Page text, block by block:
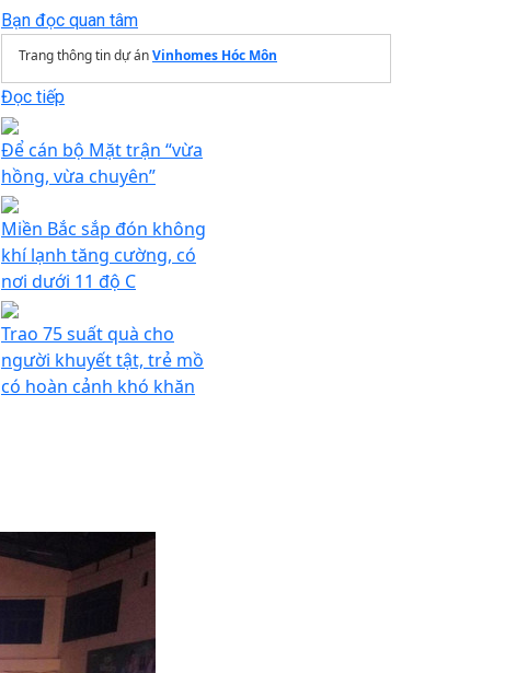
Bạn đọc quan tâm
Trang thông tin dự ánVinhomes Hóc Môn
Đọc tiếp
Để cán bộ Mặt trận “vừa
hồng, vừa chuyên”
Miền Bắc sắp đón không
khí lạnh tăng cường, có
nơi dưới 11 độ C
Trao 75 suất quà cho
người khuyết tật, trẻ mồ
có hoàn cảnh khó khăn